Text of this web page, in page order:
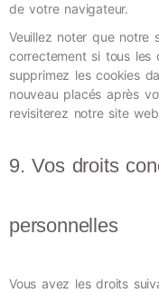
de votre navigateur.
Veuillez noter que notre
correctement si tous les
supprimez les cookies
nouveau placés après
revisiterez notre site
9. Vos droits
personnelles
Vous avez les droits